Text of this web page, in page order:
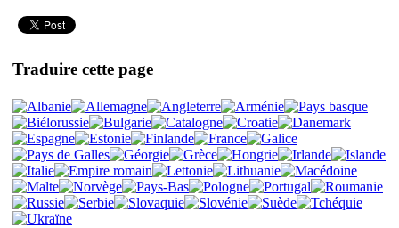
Traduire cette page